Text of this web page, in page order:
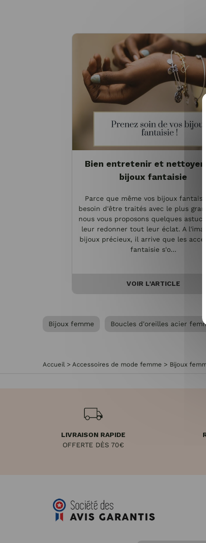
Bien entretenir et nettoyer
bijoux fantaisie
Parce que même vos bijoux
besoin d'être traités avec le plus
nous vous proposons quelques
leur redonner tout leur éclat. A
bijoux précieux, il arrive que les
fantaisie s'o...
VOIR L'ARTICLE
Bijoux femme Boucles d'oreilles acier
Accueil > Accessoires de mode femme > Bijoux
LIVRAISON RAPIDE
OFFERTE DÈS 70€